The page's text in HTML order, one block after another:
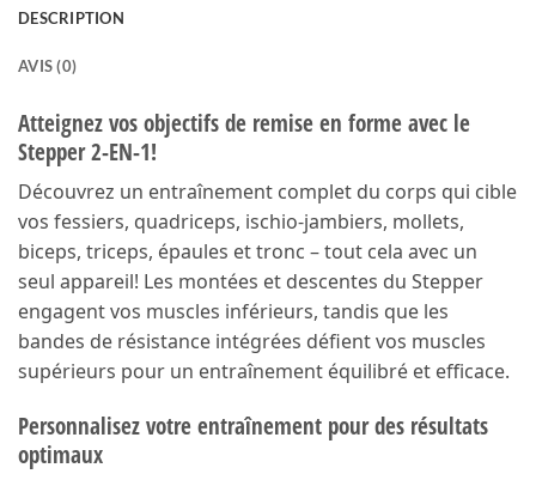
DESCRIPTION
AVIS (0)
Atteignez vos objectifs de remise en forme avec le
Stepper 2-EN-1!
Découvrez un entraînement complet du corps qui cible
vos fessiers, quadriceps, ischio-jambiers, mollets,
biceps, triceps, épaules et tronc – tout cela avec un
seul appareil! Les montées et descentes du Stepper
engagent vos muscles inférieurs, tandis que les
bandes de résistance intégrées défient vos muscles
supérieurs pour un entraînement équilibré et efficace.
Personnalisez votre entraînement pour des résultats
optimaux